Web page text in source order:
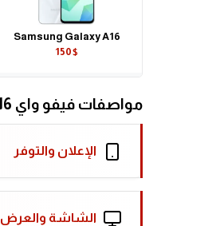
Samsung Galaxy A16
150$
مواصفات فيفو واي 16 التفصيلية
الإعلان والتوفر
الشاشة والعرض